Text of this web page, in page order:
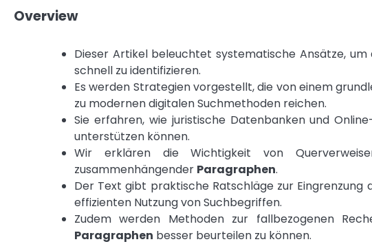
Overview
Dieser Artikel beleuchtet systematische Ansätze,
schnell zu identifizieren.
Es werden Strategien vorgestellt, die von einem
zu modernen digitalen Suchmethoden reichen.
Sie erfahren, wie juristische Datenbanken und
unterstützen können.
Wir erklären die Wichtigkeit von
zusammenhängender Paragraphen.
Der Text gibt praktische Ratschläge zur
effizienten Nutzung von Suchbegriffen.
Zudem werden Methoden zur fallbezogenen
Paragraphen besser beurteilen zu können.